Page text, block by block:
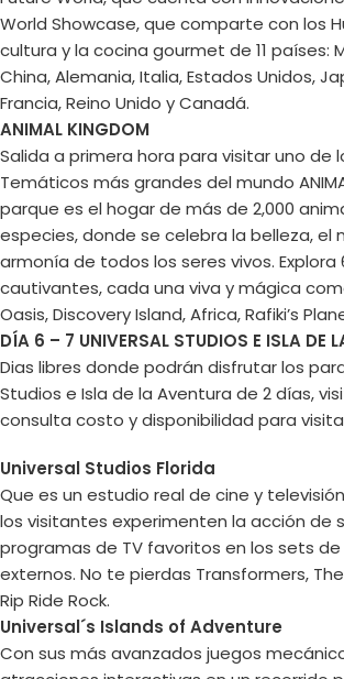
World Showcase, que comparte con los
cultura y la cocina gourmet de 11 países:
China, Alemania, Italia, Estados Unidos,
Francia, Reino Unido y Canadá.
ANIMAL KINGDOM
Salida a primera hora para visitar uno de
Temáticos más grandes del mundo
parque es el hogar de más de 2,000
especies, donde se celebra la belleza, el
armonía de todos los seres vivos. Explora
cautivantes, cada una viva y mágica
Oasis, Discovery Island, Africa, Rafiki’s
DÍA 6 – 7 UNIVERSAL STUDIOS E ISLA DE
Dias libres donde podrán disfrutar los
Studios e Isla de la Aventura de 2 días,
consulta costo y disponibilidad para
Universal Studios Florida
Que es un estudio real de cine y
los visitantes experimenten la acción de
programas de TV favoritos en los sets
externos. No te pierdas Transformers,
Rip Ride Rock.
Universal´s Islands of Adventure
Con sus más avanzados juegos